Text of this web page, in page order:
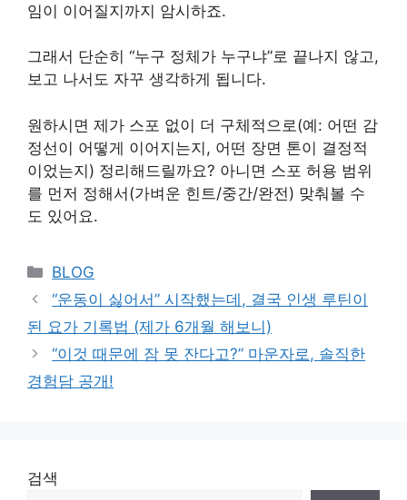
임이 이어질지까지 암시하죠.
그래서 단순히 “누구 정체가 누구냐”로 끝나지 않고,
보고 나서도 자꾸 생각하게 됩니다.
원하시면 제가 스포 없이 더 구체적으로(예: 어떤 감
정선이 어떻게 이어지는지, 어떤 장면 톤이 결정적
이었는지) 정리해드릴까요? 아니면 스포 허용 범위
를 먼저 정해서(가벼운 힌트/중간/완전) 맞춰볼 수
도 있어요.
Categories
BLOG
“운동이 싫어서” 시작했는데, 결국 인생 루틴이
된 요가 기록법 (제가 6개월 해보니)
“이것 때문에 잠 못 잔다고?” 마운자로, 솔직한
경험담 공개!
검색